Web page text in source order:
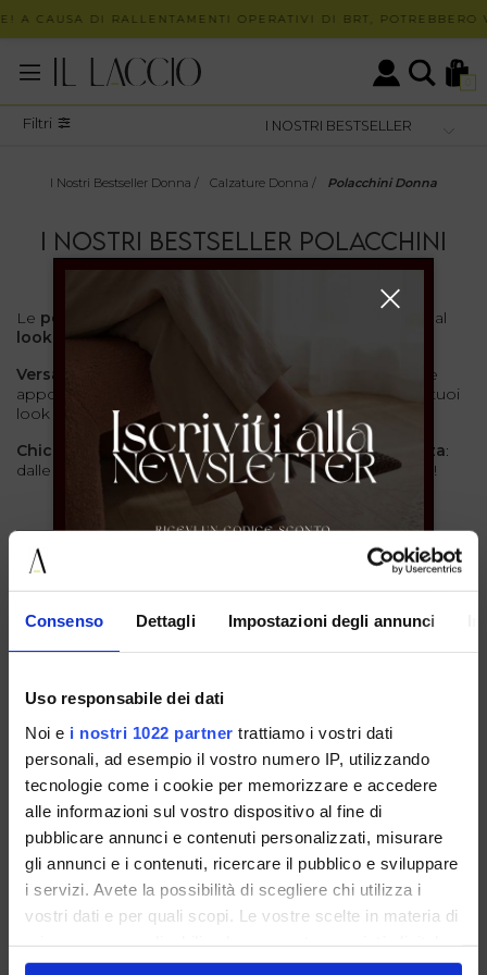
Consenso Dettagli Impostazioni degli annunci
Uso responsabile dei dati
Noi e i nostri 1022 partner trattiamo i vostri dati
personali, ad esempio il vostro numero IP, utilizzando
tecnologie come i cookie per memorizzare e accedere
alle informazioni sul vostro dispositivo al fine di
pubblicare annunci e contenuti personalizzati, misurare
gli annunci e i contenuti, ricercare il pubblico e sviluppare
i servizi. Avete la possibilità di scegliere chi utilizza i
vostri dati e per quali scopi. Le vostre scelte in materia di
in cui avete effettuato le vostre scelte. È possibile
A CAUSA DI RALLENTAMENTI OPERATIVI DI BRT,
0
Filtri
I Nostri Bestseller Donna / Calzature Donna / Polacchini Donna
I NOSTRI BESTSELLER POLACCHINI
DONNA
Le polacchine da donna
de Il Laccio sono calzature dal
look distintivo
Versatili
, le nostre polacchine sono pensate
appositamente per aggiungere un
tocco originale
ai tuoi
look
Chic
Made in Italy, sono favolose inogni circostanza:
dalle riunioni formali di lavoro ai party più spumeggianti!
Polacchini In Suede Desert Con
Frange E Perline
37 38 39 40 41
€ 119.00
ISCRIVITI ALLA NOSTRA NEWSLETTER